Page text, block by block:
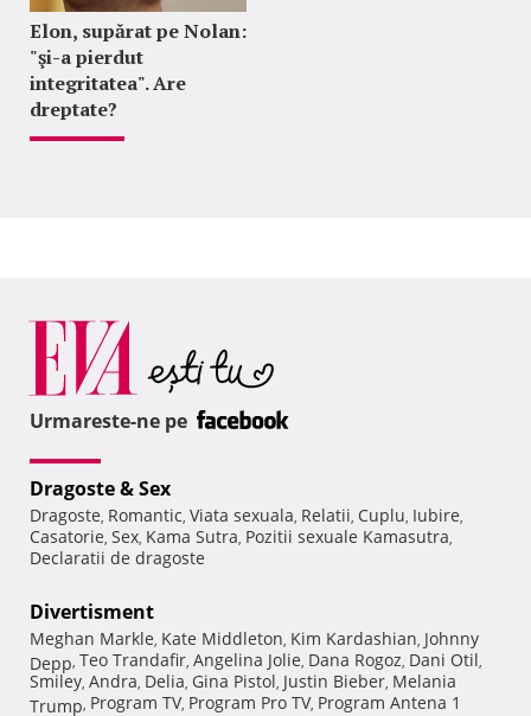
Elon, supărat pe Nolan:
"şi-a pierdut
integritatea". Are
dreptate?
Urmareste-ne pe
Dragoste & Sex
Dragoste, Romantic, Viata sexuala, Relatii, Cuplu, Iubire,
Casatorie, Sex, Kama Sutra, Pozitii sexuale Kamasutra,
Declaratii de dragoste
Divertisment
Meghan Markle, Kate Middleton, Kim Kardashian, Johnny
Depp, Teo Trandafir, Angelina Jolie, Dana Rogoz, Dani Otil,
Smiley, Andra, Delia, Gina Pistol, Justin Bieber, Melania
Trump, Program TV, Program Pro TV, Program Antena 1